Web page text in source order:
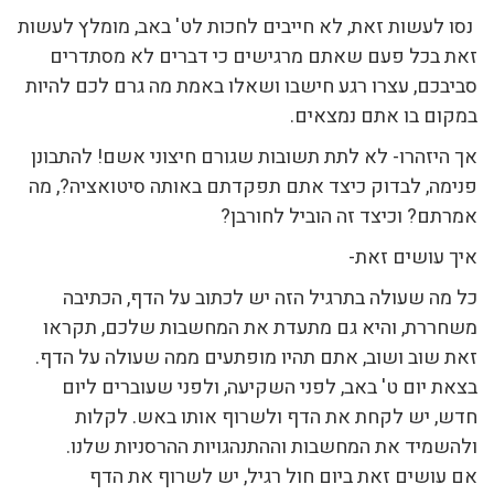
נסו לעשות זאת, לא חייבים לחכות לט' באב, מומלץ לעשות
זאת בכל פעם שאתם מרגישים כי דברים לא מסתדרים
סביבכם, עצרו רגע חישבו ושאלו באמת מה גרם לכם להיות
במקום בו אתם נמצאים.
אך היזהרו- לא לתת תשובות שגורם חיצוני אשם! להתבונן
פנימה, לבדוק כיצד אתם תפקדתם באותה סיטואציה?, מה
אמרתם? וכיצד זה הוביל לחורבן?
איך עושים זאת-
כל מה שעולה בתרגיל הזה יש לכתוב על הדף, הכתיבה
משחררת, והיא גם מתעדת את המחשבות שלכם, תקראו
זאת שוב ושוב, אתם תהיו מופתעים ממה שעולה על הדף.
בצאת יום ט' באב, לפני השקיעה, ולפני שעוברים ליום
חדש, יש לקחת את הדף ולשרוף אותו באש. לקלות
ולהשמיד את המחשבות וההתנהגויות ההרסניות שלנו.
אם עושים זאת ביום חול רגיל, יש לשרוף את הדף